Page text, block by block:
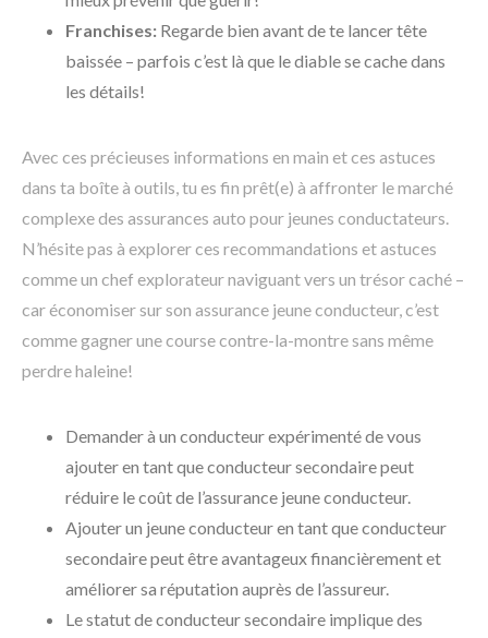
Franchises: Regarde bien avant de te lancer tête
baissée – parfois c’est là que le diable se cache dans
les détails!
Avec ces précieuses informations en main et ces astuces
dans ta boîte à outils, tu es fin prêt(e) à affronter le marché
complexe des assurances auto pour jeunes conductateurs.
N’hésite pas à explorer ces recommandations et astuces
comme un chef explorateur naviguant vers un trésor caché –
car économiser sur son assurance jeune conducteur, c’est
comme gagner une course contre-la-montre sans même
perdre haleine!
Demander à un conducteur expérimenté de vous
ajouter en tant que conducteur secondaire peut
réduire le coût de l’assurance jeune conducteur.
Ajouter un jeune conducteur en tant que conducteur
secondaire peut être avantageux financièrement et
améliorer sa réputation auprès de l’assureur.
Le statut de conducteur secondaire implique des